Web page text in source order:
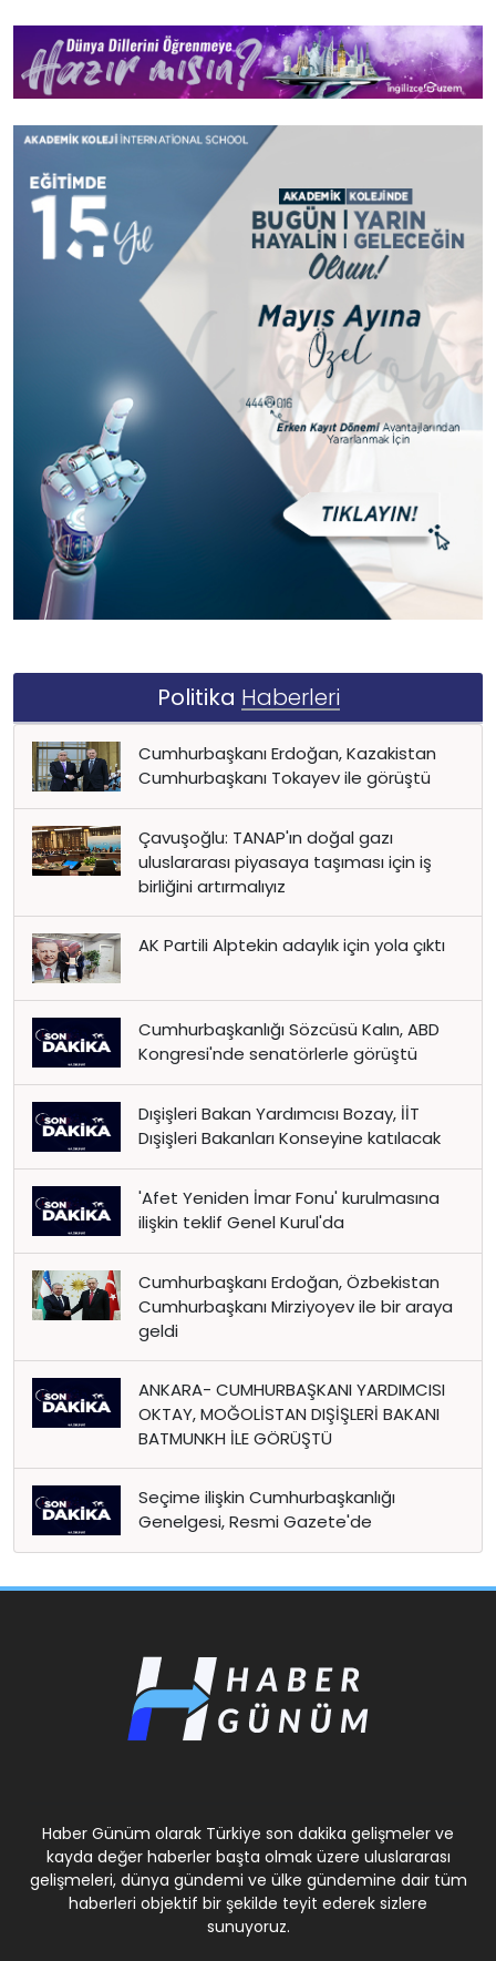
Politika Haberleri
Cumhurbaşkanı Erdoğan, Kazakistan
Cumhurbaşkanı Tokayev ile görüştü
Çavuşoğlu: TANAP'ın doğal gazı
uluslararası piyasaya taşıması için iş
birliğini artırmalıyız
AK Partili Alptekin adaylık için yola çıktı
Cumhurbaşkanlığı Sözcüsü Kalın, ABD
Kongresi'nde senatörlerle görüştü
Dışişleri Bakan Yardımcısı Bozay, İİT
Dışişleri Bakanları Konseyine katılacak
'Afet Yeniden İmar Fonu' kurulmasına
ilişkin teklif Genel Kurul'da
Cumhurbaşkanı Erdoğan, Özbekistan
Cumhurbaşkanı Mirziyoyev ile bir araya
geldi
ANKARA- CUMHURBAŞKANI YARDIMCISI
OKTAY, MOĞOLİSTAN DIŞİŞLERİ BAKANI
BATMUNKH İLE GÖRÜŞTÜ
Seçime ilişkin Cumhurbaşkanlığı
Genelgesi, Resmi Gazete'de
Haber Günüm olarak Türkiye son dakika gelişmeler ve
kayda değer haberler başta olmak üzere uluslararası
gelişmeleri, dünya gündemi ve ülke gündemine dair tüm
haberleri objektif bir şekilde teyit ederek sizlere
sunuyoruz.